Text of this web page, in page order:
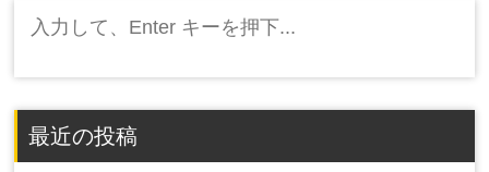
ゲ
ョ
ン
索:
最近の投稿